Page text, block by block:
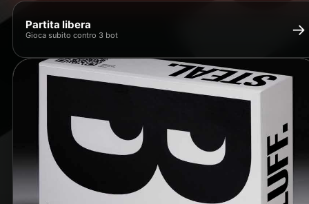
Partita libera
Gioca subito contro 3 bot →